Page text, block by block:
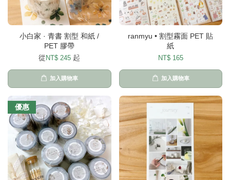
小白家 · 青書 割型 和紙 /
PET 膠帶
從 NT$ 245 起
加入購物車
ranmyu • 割型霧面 PET 貼
紙
NT$ 165
加入購物車
優惠